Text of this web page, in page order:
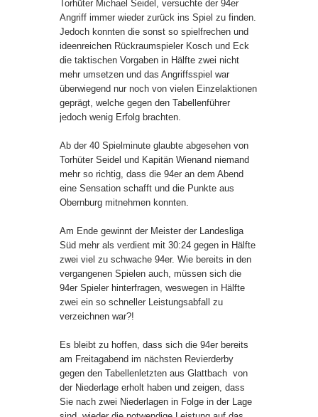
Torhüter Michael Seidel, versuchte der 94er
Angriff immer wieder zurück ins Spiel zu finden.
Jedoch konnten die sonst so spielfrechen und
ideenreichen Rückraumspieler Kosch und Eck
die taktischen Vorgaben in Hälfte zwei nicht
mehr umsetzen und das Angriffsspiel war
überwiegend nur noch von vielen Einzelaktionen
geprägt, welche gegen den Tabellenführer
jedoch wenig Erfolg brachten.
Ab der 40 Spielminute glaubte abgesehen von
Torhüter Seidel und Kapitän Wienand niemand
mehr so richtig, dass die 94er an dem Abend
eine Sensation schafft und die Punkte aus
Obernburg mitnehmen konnten.
Am Ende gewinnt der Meister der Landesliga
Süd mehr als verdient mit 30:24 gegen in Hälfte
zwei viel zu schwache 94er. Wie bereits in den
vergangenen Spielen auch, müssen sich die
94er Spieler hinterfragen, weswegen in Hälfte
zwei ein so schneller Leistungsabfall zu
verzeichnen war?!
Es bleibt zu hoffen, dass sich die 94er bereits
am Freitagabend im nächsten Revierderby
gegen den Tabellenletzten aus Glattbach von
der Niederlage erholt haben und zeigen, dass
Sie nach zwei Niederlagen in Folge in der Lage